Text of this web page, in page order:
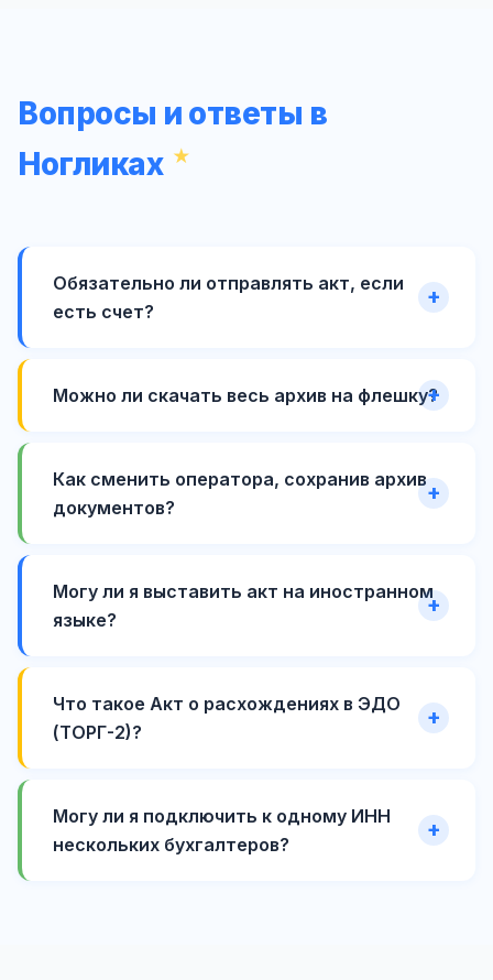
Вопросы и ответы в
Ногликах
Обязательно ли отправлять акт, если
есть счет?
Можно ли скачать весь архив на флешку?
Как сменить оператора, сохранив архив
документов?
Могу ли я выставить акт на иностранном
языке?
Что такое Акт о расхождениях в ЭДО
(ТОРГ-2)?
Могу ли я подключить к одному ИНН
нескольких бухгалтеров?